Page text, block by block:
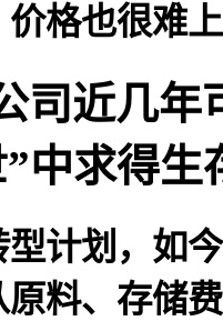
格也很难
司近几年
中求得生
计划，如
料、存储